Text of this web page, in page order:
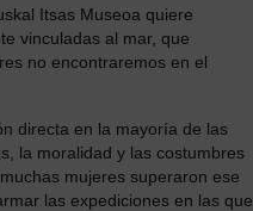
Itsas Museoa quiere
vinculadas al mar, que
no encontraremos en el
directa en la mayoría de las
la moralidad y las costumbres
mujeres superaron ese
las expediciones en las que